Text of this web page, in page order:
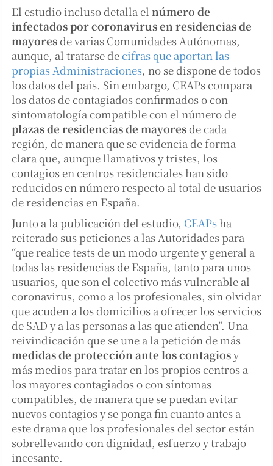
El estudio incluso detalla el número de
infectados por coronavirus en residencias de
mayoresde varias Comunidades Autónomas,
aunque, al tratarse decifras que aportan las
propias Administraciones, no se dispone de todos
los datos del país. Sin embargo, CEAPs compara
los datos de contagiados confirmados o con
sintomatología compatible con el número de
plazas de residencias de mayoresde cada
región, de manera que se evidencia de forma
clara que, aunque llamativos y tristes, los
contagios en centros residenciales han sido
reducidos en número respecto al total de usuarios
de residencias en España.
Junto a la publicación del estudio, CEAPs ha
reiterado sus peticiones a las Autoridades para
“que realice tests de un modo urgente y general a
todas las residencias de España, tanto para unos
usuarios, que son el colectivo más vulnerable al
coronavirus, como a los profesionales, sin olvidar
que acuden a los domicilios a ofrecer los servicios
de SAD y a las personas a las que atienden”. Una
reivindicación que se une a la petición de más
medidas de protección ante los contagiosy
más medios para tratar en los propios centros a
los mayores contagiados o con síntomas
compatibles, de manera que se puedan evitar
nuevos contagios y se ponga fin cuanto antes a
este drama que los profesionales del sector están
sobrellevando con dignidad, esfuerzo y trabajo
incesante.